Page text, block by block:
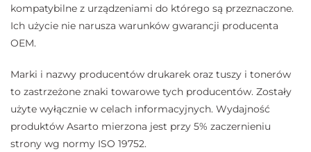
kompatybilne z urządzeniami do którego są przeznaczone.
Ich użycie nie narusza warunków gwarancji producenta
OEM.
Marki i nazwy producentów drukarek oraz tuszy i tonerów
to zastrzeżone znaki towarowe tych producentów. Zostały
użyte wyłącznie w celach informacyjnych. Wydajność
produktów Asarto mierzona jest przy 5% zaczernieniu
strony wg normy ISO 19752.